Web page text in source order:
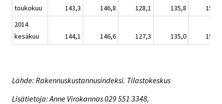
toukokuu
143,3 146,8 128,1 135,8
154,3
2014
kesäkuu
144,1 146,6 127,3 135,0 155,1
Lähde: Rakennuskustannusindeksi. Tilastokeskus
Lisätietoja: Anne Virokannas 029 551 3348,